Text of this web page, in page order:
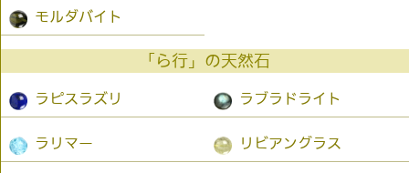
モルダバイト
「ら行」の天然石
ラピスラズリ ラブラドライト
ラリマー リビアングラス